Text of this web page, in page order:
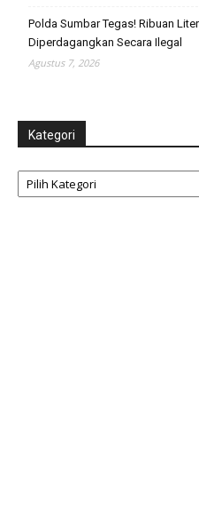
Polda Sumbar Tegas! Ribuan
Diperdagangkan Secara Ilegal
Agustus 7, 2026
Kategori
Kategori